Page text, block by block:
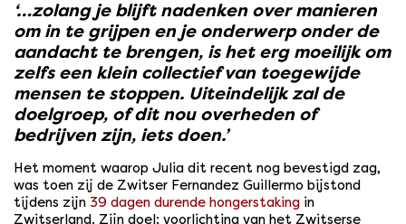
‘…zolang je blijft nadenken over manieren
om in te grijpen en je onderwerp onder de
aandacht te brengen, is het erg moeilijk om
zelfs een klein collectief van toegewijde
mensen te stoppen. Uiteindelijk zal de
doelgroep, of dit nou overheden of
bedrijven zijn, iets doen.’
Het moment waarop Julia dit recent nog bevestigd zag,
was toen zij de Zwitser Fernandez Guillermo bijstond
tijdens zijn 39 dagen durende hongerstaking in
Zwitserland. Zijn doel: voorlichting van het Zwitserse